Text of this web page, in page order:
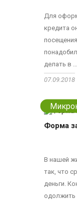
Для
кредита
делать в ...
07.09.2018
Форма
В нашей
так, что
деньги.
одолжить